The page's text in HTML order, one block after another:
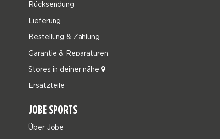
Rücksendung
Lieferung
Bestellung & Zahlung
Garantie & Reparaturen
Stores in deiner nähe
Ersatzteile
JOBE SPORTS
Über Jobe